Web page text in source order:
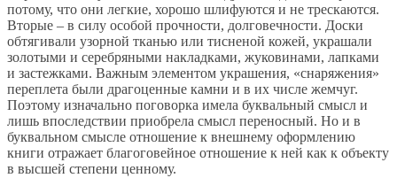
потому, что они легкие, хорошо шлифуются и не трескаются.
Вторые – в силу особой прочности, долговечности. Доски
обтягивали узорной тканью или тисненой кожей, украшали
золотыми и серебряными накладками, жуковинами, лапками
и застежками. Важным элементом украшения, «снаряжения»
переплета были драгоценные камни и в их числе жемчуг.
Поэтому изначально поговорка имела буквальный смысл и
лишь впоследствии приобрела смысл переносный. Но и в
буквальном смысле отношение к внешнему оформлению
книги отражает благоговейное отношение к ней как к объекту
в высшей степени ценному.